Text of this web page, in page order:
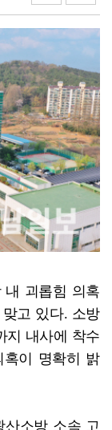
내 괴롭힘 의혹
고 있다. 소방
지 내사에 착수
이 명확히 밝
산소방 소속 고